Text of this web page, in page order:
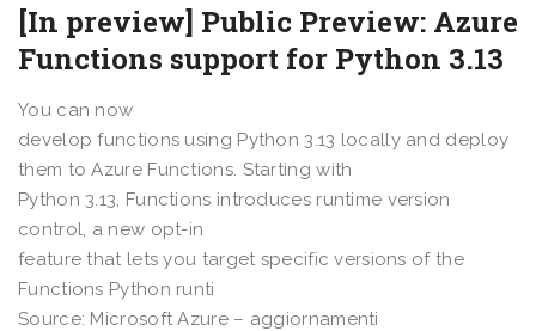
[In preview] Public Preview: Azure
Functions support for Python 3.13
You can now
develop functions using Python 3.13 locally and deploy
them to Azure Functions. Starting with
Python 3.13, Functions introduces runtime version
control, a new opt-in
feature that lets you target specific versions of the
Functions Python runti
Source: Microsoft Azure – aggiornamenti